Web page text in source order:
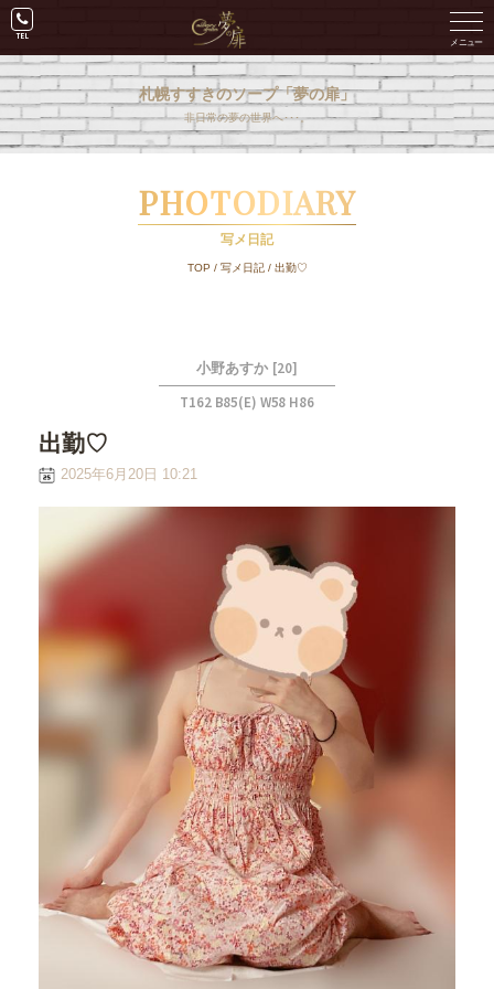
札幌すすきのソープ「夢の扉」
非日常の夢の世界へ･･･。
PHOTODIARY
写メ日記
TOP / 写メ日記/ 出勤♡
小野あすか [20]
T162 B85(E) W58 H86
出勤♡
2025年6月20日 10:21